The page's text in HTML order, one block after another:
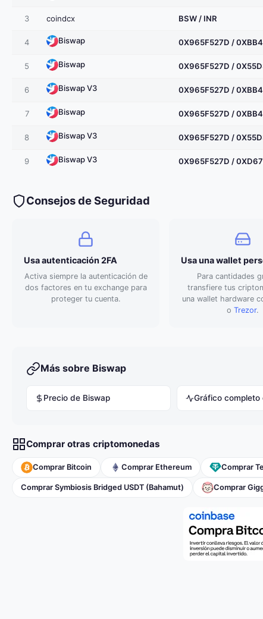
3 coindcx BSW / INR
4 Biswap 0X965F527D /
5 Biswap 0X965F527D /
6 Biswap V3 0X965F527D /
7 Biswap 0X965F527D /
8 Biswap V3 0X965F527D /
9 Biswap V3 0X965F527D /
Consejos de Seguridad
Usa autenticación 2FA
Activa siempre la autenticación de
dos factores en tu exchange para
proteger tu cuenta.
Usa una wallet
Para cantidades
transfiere tus
una wallet hardware
o Trezor.
Más sobre Biswap
Precio de Biswap Gráfico completo
Comprar otras criptomonedas
Comprar Bitcoin Comprar Ethereum Comprar
Comprar Symbiosis Bridged USDT (Bahamut) Comprar